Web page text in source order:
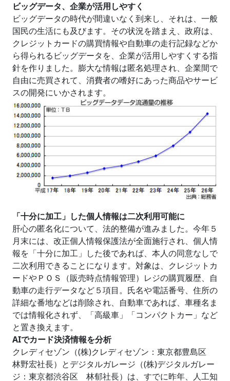
ビッグデータ、企業が活用しやすく
ビッグデータの時代が間違いなく到来し、それは、一般
国民の生活にも及びます。その状況を踏まえ、政府は、
クレジットカードの購買情報や自動車の走行記録などか
ら得られるビッグデータを、企業が活用しやすくする指
針を作りました。膨大な情報は匿名処理され、企業間で
自由に売買されて、消費者の嗜好にあった商品やサービ
スの開発にいかされます。
「十分に加工」した個人情報は二次利用可能に
肝心の匿名化について、法的整備が進みました。今年５
月末には、改正個人情報保護法が全面施行され、個人情
報を「十分に加工」した後であれば、本人の同意なしで
二次利用できることになります。対象は、クレジットカ
ードやＰＯＳ（販売時点情報管理）レジの購買履歴、自
動車の走行データなど５項目。氏名や電話番号、住所の
詳細な番地などは削除され、自動車であれば、車種名ま
では情報化されず、「高級車」「コンパクトカー」など
と置き換えます。
AIでカード決済情報を分析
クレディセゾン（(株)クレディセゾン：東京都豊島区
林野宏社長）とデジタルガレージ（(株)デジタルガレー
ジ：東京都渋谷区 林郁社長）は、すでに昨年、人工知